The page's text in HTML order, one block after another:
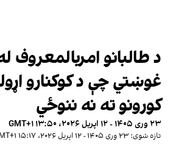
د طالبانو امربالمعروف
غوښتي چې د کوکنارو
کورونو ته نه ننوځي
۲۳ وری ۱۴۰۵ - ۱۲ اپریل ۲۰۲۶، ۱۳:۵۰ GMT+۱
تازه شوی: ۲۳ وری ۱۴۰۵ - ۱۲ اپریل ۲۰۲۶، ۱۵:۱۷ GMT+۱